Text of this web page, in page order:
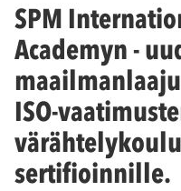
SPM
Academyn -
ISO-
sertifioinnille.